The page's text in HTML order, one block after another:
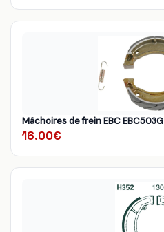
Mâchoires de frein EBC EBC503G
16.00€